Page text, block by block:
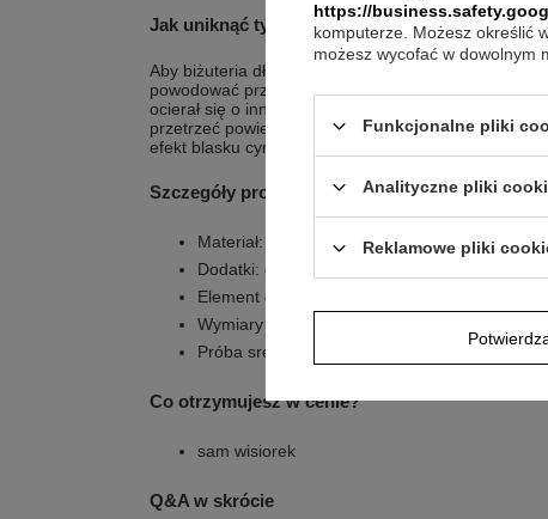
Jak uniknąć typowych błędów?
Aby biżuteria długo wyglądała estetycznie, zdejmuj
powodować przypadkowe zarysowania. Odkładaj
ocierał się o inne przedmioty. Gdy chcesz
przetrzeć powierzchnię miękką ściereczką. Taka,
efekt blasku cyrkonii i schludny wygląd srebra.
Szczegóły produktu
Materiał: Srebro pr. 925
Dodatki: cyrkonie
Element dekoracyjny: pozłacana linia życia w
Wymiary wisiorka (z zawieszką): ok. 18 x 24
Próba srebra: 0,925
Co otrzymujesz w cenie?
sam wisiorek
Q&A w skrócie
https://
komputerze. Możesz określić
możesz wycofać w dowolnym
Funkcjonalne pliki
Analityczne pliki
Reklamowe pliki